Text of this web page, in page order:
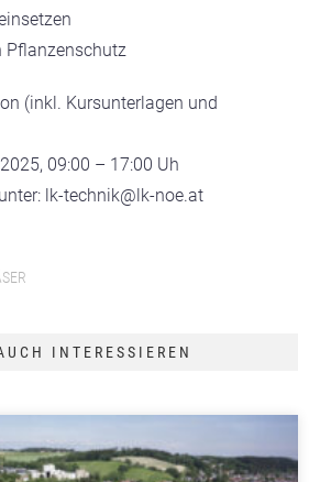
Pflanzenschutz
(inkl. Kursunterlagen und
09:00 – 17:00 Uh
lk-technik@lk-noe.at
INTERESSIEREN